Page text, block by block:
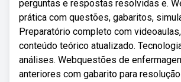
perguntas e respostas resolvidas e.
prática com questões, gabaritos,
Preparatório completo com
conteúdo teórico atualizado.
análises. Webquestões de
anteriores com gabarito para